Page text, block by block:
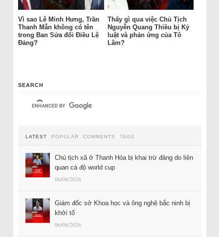
Vì sao Lê Minh Hưng, Trần
Thanh Mẫn không có tên
trong Ban Sửa đổi Điều Lệ
Đảng?
Thấy gì qua việc Chủ Tịch
Nguyễn Quang Thiều bị Kỷ
luật và phản ứng của Tô
Lâm?
SEARCH
LATEST POPULAR COMMENTS TAGS
Chủ tịch xã ở Thanh Hóa bị khai trừ đảng do liên
quan cá độ world cup
06/08/2026
Giám đốc sở Khoa học và ông nghệ bắc ninh bị
khởi tố
06/08/2026